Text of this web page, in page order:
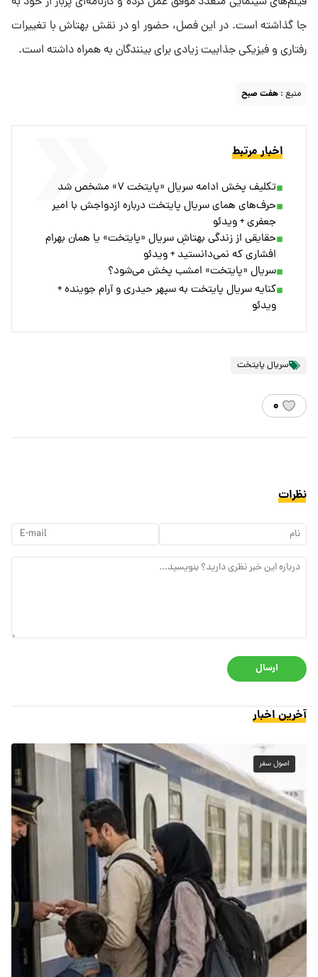
جا گذاشته است. در این فصل، حضور او در نقش بهتاش با تغییرات
رفتاری و فیزیکی جذابیت زیادی برای بینندگان به همراه داشته است.
منبع : هفت صبح
اخبار مرتبط
تکلیف پخش ادامه سریال «پایتخت ۷» مشخص شد
حرف‌های همای سریال پایتخت درباره ازدواجش با امیر
جعفری + ویدئو
حقایقی از زندگی بهتاشِ سریال «پایتخت» یا همان بهرام
افشاری که نمی‌دانستید + ویدئو
سریال «پایتخت» امشب پخش می‌شود؟
کنایه سریال پایتخت به سپهر حیدری و آرام جوینده +
ویدئو
سریال پایتخت
۰
نظرات
ارسال
آخرین اخبار
اصول سفر